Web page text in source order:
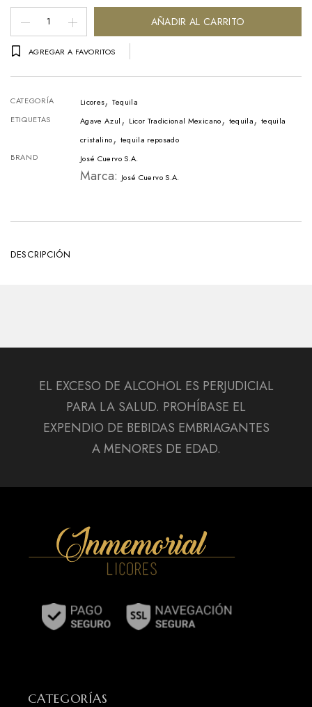
Tequila
Maestro
Dobel
Diamante
Botella
-
cantidad
AÑADIR AL CARRITO
AGREGAR A FAVORITOS
CATEGORÍA Licores,Tequila
ETIQUETAS
Agave Azul, Licor Tradicional Mexicano, tequila,tequila
cristalino, tequila reposado
BRAND
José Cuervo S.A.
Marca: José Cuervo S.A.
DESCRIPCIÓN
EL EXCESO DE ALCOHOL ES PERJUDICIAL
PARA LA SALUD. PROHÍBASE EL
EXPENDIO DE BEBIDAS EMBRIAGANTES
A MENORES DE EDAD.
CATEGORÍAS